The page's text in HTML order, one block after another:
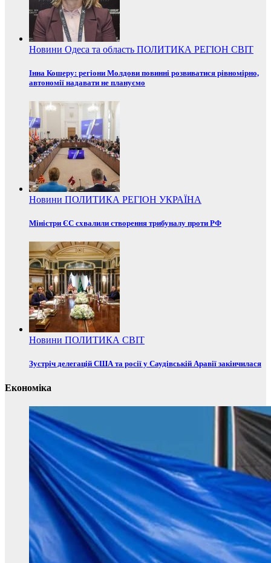
Новини Одеса та область ПОЛИТИКА РЕГІОН СВІТ
Інна Кошеру: регіони Молдови повинні розвиватися рівномірно,
автономії надавати не плануємо
Новини ПОЛИТИКА РЕГІОН УКРАЇНА
Міністри ЄС схвалили створення трибуналу проти РФ
Новини ПОЛИТИКА СВІТ
Зустріч делегацій США та росії у Саудівській Аравії закінчилася
Економіка